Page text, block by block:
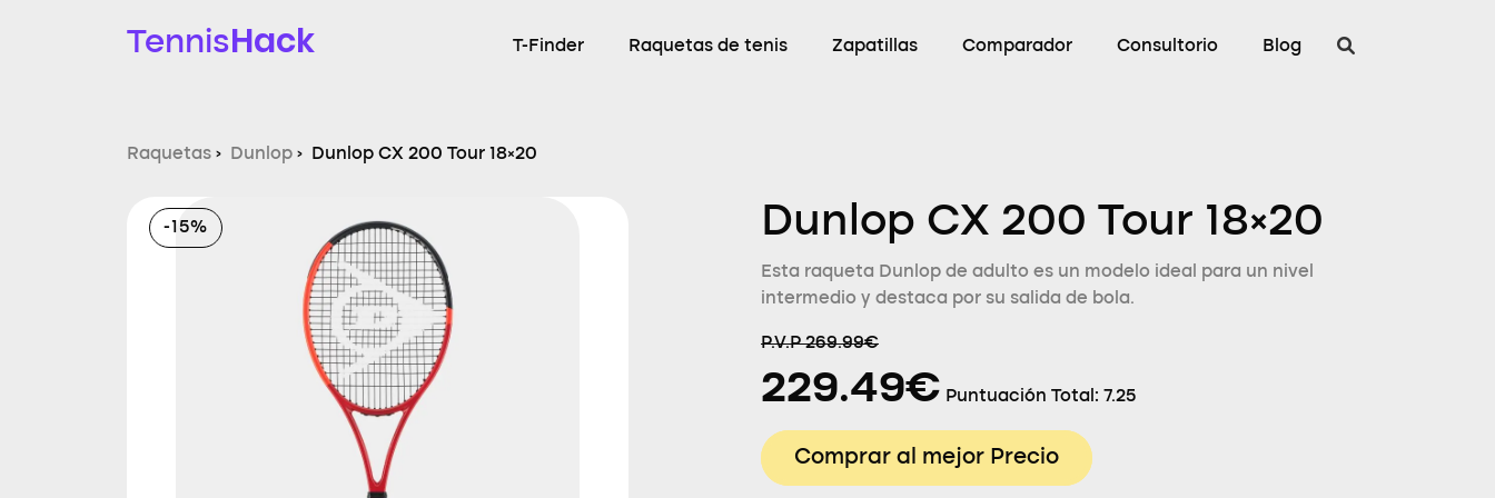
TennisHack T-Finder Raquetas de tenis Zapatillas Comparador Consultorio Blog
Raquetas › Dunlop › Dunlop CX 200 Tour 18×20
-15% Dunlop CX 200 Tour 18×20
Esta raqueta Dunlop de adulto es un modelo ideal para un nivel
intermedio y destaca por su salida de bola.
P.V.P 269.99€
229.49€ Puntuación Total: 7.25
Comprar al mejor Precio